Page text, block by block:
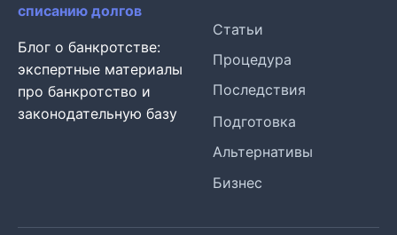
списанию долгов
Блог о банкротстве:
экспертные материалы
про банкротство и
законодательную базу
Статьи
Процедура
Последствия
Подготовка
Альтернативы
Бизнес